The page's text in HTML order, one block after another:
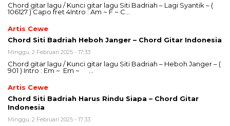
Chord gitar lagu / Kunci gitar lagu Siti Badriah – Lagi Syantik – (
106127 ) Capo fret 4Intro : Am ~ F ~ C…
Artis Cewe
Chord Siti Badriah Heboh Janger – Chord Gitar Indonesia
Minggu, 2 Februari 2025 - 17:33
Chord gitar lagu / Kunci gitar lagu Siti Badriah – Heboh Janger – (
901 ) Intro : Em ~ Em ~ …
Artis Cewe
Chord Siti Badriah Harus Rindu Siapa – Chord Gitar
Indonesia
Minggu, 2 Februari 2025 - 17:33